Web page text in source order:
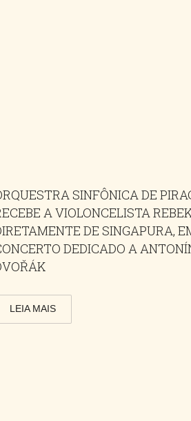
SINFÔNICA DE
A VIOLONCELISTA
DE SINGAPURA,
DEDICADO A
LEIA MAIS